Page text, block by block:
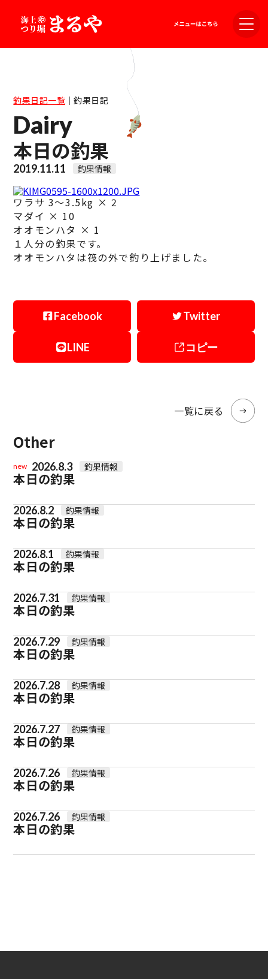
釣果日記一覧｜釣果日記
Dairy
本日の釣果
2019.11.11 釣果情報
ワラサ 3～3.5kg × 2
マダイ × 10
オオモンハタ × 1
１人分の釣果です。
オオモンハタは筏の外で釣り上げました。
Facebook Twitter
LINE コピー
一覧に戻る
Other
new 2026.8.3 釣果情報
本日の釣果
2026.8.2 釣果情報
本日の釣果
2026.8.1 釣果情報
本日の釣果
2026.7.31 釣果情報
本日の釣果
2026.7.29 釣果情報
本日の釣果
2026.7.28 釣果情報
本日の釣果
2026.7.27 釣果情報
本日の釣果
2026.7.26 釣果情報
本日の釣果
2026.7.26 釣果情報
本日の釣果